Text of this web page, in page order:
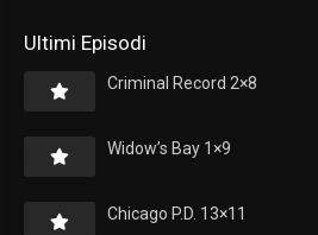
Ultimi Episodi
Criminal Record 2×8
Widow’s Bay 1×9
Chicago P.D. 13×11